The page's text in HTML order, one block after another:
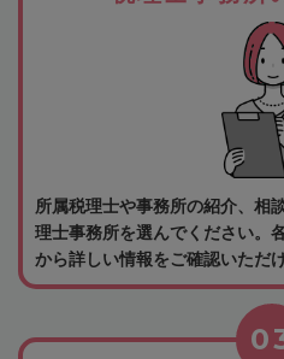
所属税理士や事務所の紹介、相
理士事務所を選んでください。
から詳しい情報をご確認いただけ